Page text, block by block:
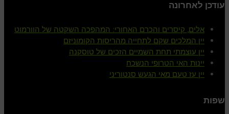
עודכן לאחרונה
אלים, קיסרים והכרם האחורי: המהפכה השקטה של הוורמוט
יין המלכים שקם לתחייה מהריסות הקומוניזם
יין עוצמתי תחת השמיים הזכים של טוסקנה
יינות האי הטרופי הנשכח
יין עז טעם מאי הגעש סנטוריני
שפות